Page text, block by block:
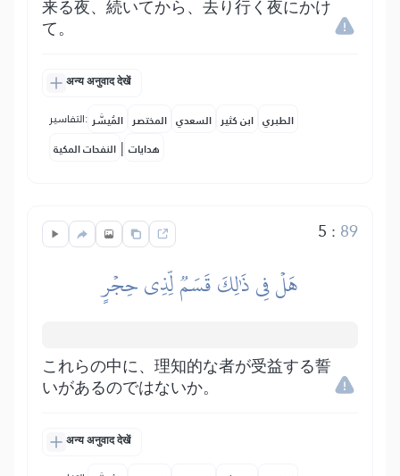
来る夜、続いてから、去り行く夜にかけ
て。
अन्य अनुवाद देखें
التفاسير: المُيسَّر المختصر السعدي ابن كثير الطبري
النفحات المكية | هدايات
5 : 89
هَلۡ فِي ذَٰلِكَ قَسَمٞ لِّذِي حِجۡرٍ
これらの中に、理知的な者が受益する誓
いがあるのではないか。
अन्य अनुवाद देखें